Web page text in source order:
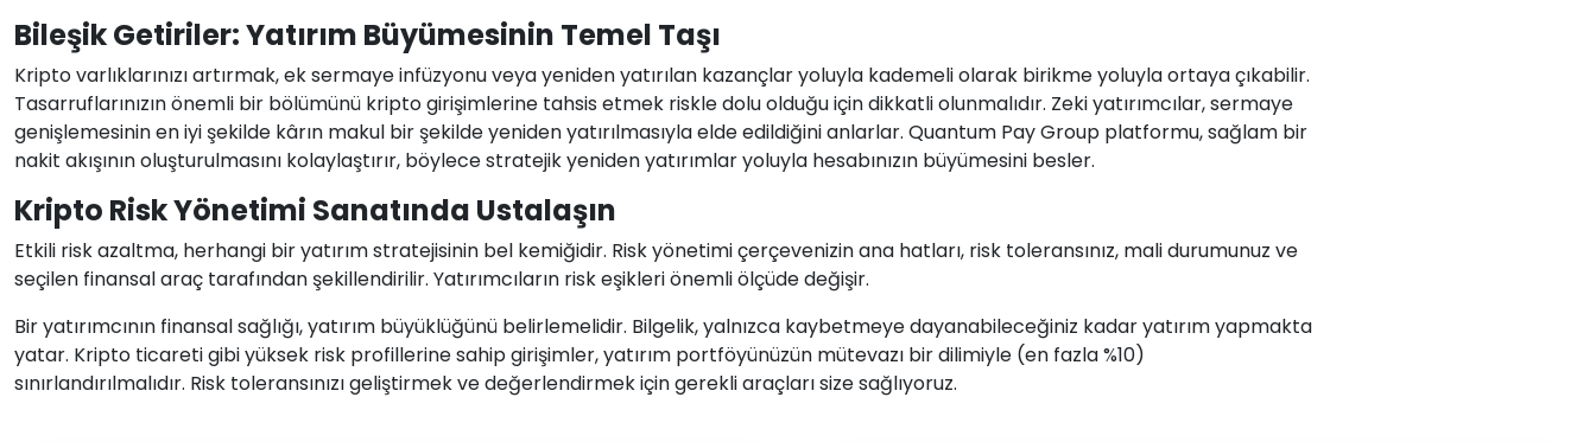
Bileşik Getiriler: Yatırım Büyümesinin Temel Taşı
Kripto varlıklarınızı artırmak, ek sermaye infüzyonu veya yeniden yatırılan kazançlar yoluyla kademeli olarak birikme yoluyla ortaya çıkabilir.
Tasarruflarınızın önemli bir bölümünü kripto girişimlerine tahsis etmek riskle dolu olduğu için dikkatli olunmalıdır. Zeki yatırımcılar, sermaye
genişlemesinin en iyi şekilde kârın makul bir şekilde yeniden yatırılmasıyla elde edildiğini anlarlar. Quantum Pay Group platformu, sağlam bir
nakit akışının oluşturulmasını kolaylaştırır, böylece stratejik yeniden yatırımlar yoluyla hesabınızın büyümesini besler.
Kripto Risk Yönetimi Sanatında Ustalaşın
Etkili risk azaltma, herhangi bir yatırım stratejisinin bel kemiğidir. Risk yönetimi çerçevenizin ana hatları, risk toleransınız, mali durumunuz ve
seçilen finansal araç tarafından şekillendirilir. Yatırımcıların risk eşikleri önemli ölçüde değişir.
Bir yatırımcının finansal sağlığı, yatırım büyüklüğünü belirlemelidir. Bilgelik, yalnızca kaybetmeye dayanabileceğiniz kadar yatırım yapmakta
yatar. Kripto ticareti gibi yüksek risk profillerine sahip girişimler, yatırım portföyünüzün mütevazı bir dilimiyle (en fazla %10)
sınırlandırılmalıdır. Risk toleransınızı geliştirmek ve değerlendirmek için gerekli araçları size sağlıyoruz.